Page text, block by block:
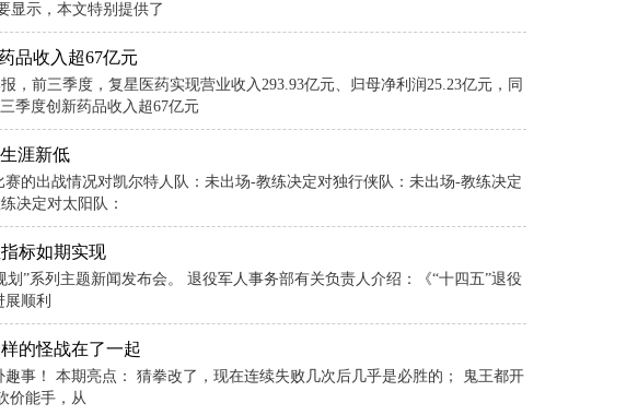
显示，本文特别提供了
品收入超67亿元
，前三季度，复星医药实现营业收入293.93亿元、归母净利润25.23亿元，同
季度创新药品收入超67亿元
涯新低
赛的出战情况对凯尔特人队：未出场-教练决定对独行侠队：未出场-教练决定
决定对太阳队：
标如期实现
划”系列主题新闻发布会。 退役军人事务部有关负责人介绍：《“十四五”退役
顺利
的怪战在了一起
事！ 本期亮点： 猜拳改了，现在连续失败几次后几乎是必胜的； 鬼王都开
价能手，从